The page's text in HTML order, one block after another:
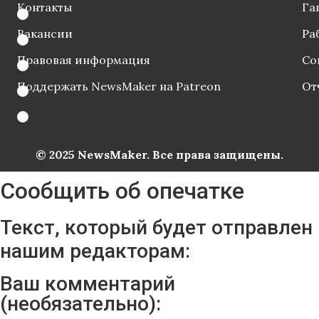
Контакты
Вакансии
Правовая информация
Поддержать NewsMaker на Patreon
© 2025 NewsMaker. Все права защищены.
Сообщить об опечатке
Текст, который будет отправлен
нашим редакторам:
Ваш комментарий
(необязательно):